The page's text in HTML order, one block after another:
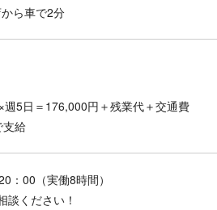
ら車で2分
5日＝176,000円＋残業代＋交通費
支給
：00（実働8時間）
談ください！